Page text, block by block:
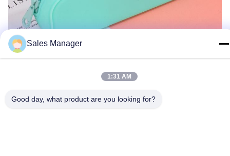
Sales Manager
1:31 AM
Good day, what product are you looking for?